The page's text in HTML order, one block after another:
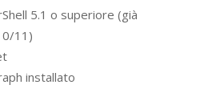
5.1 o superiore (già
11)
installato